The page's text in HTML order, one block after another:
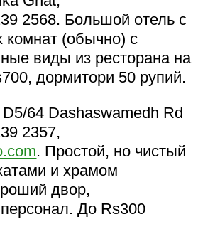
2568. Большой отель с
(обычно) с
виды из ресторана на
дормитори 50 рупий.
64 Dashaswamedh Rd
2357,
. Простой, но чистый
и храмом
двор,
До Rs300